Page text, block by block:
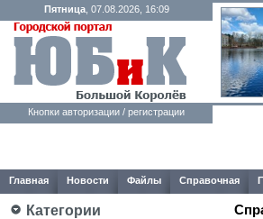
Пятница, 07.08.2026, 16:09
Кнопки авторизации / регистрации
Главная Новости Файлы Справочная
Категории